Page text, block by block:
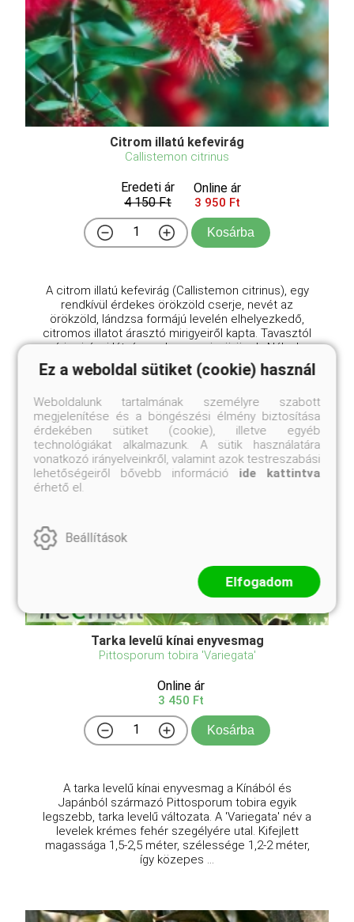
Citrom illatú kefevirág
Callistemon citrinus
Eredeti ár
4 150 Ft
Online ár
3 950 Ft
Kosárba
A citrom illatú kefevirág (Callistemon citrinus), egy
rendkívül érdekes örökzöld cserje, nevét az
örökzöld, lándzsa formájú levelén elhelyezkedő,
citromos illatot árasztó mirigyeiről kapta. Tavasztól
nyárig virágai látványos karmazsinvörösek. Nálunk ...
Tarka levelű kínai enyvesmag
Pittosporum tobira 'Variegata'
Online ár
3 450 Ft
Kosárba
A tarka levelű kínai enyvesmag a Kínából és
Japánból származó Pittosporum tobira egyik
legszebb, tarka levelű változata. A 'Variegata' név a
levelek krémes fehér szegélyére utal. Kifejlett
magassága 1,5-2,5 méter, szélessége 1,2-2 méter,
így közepes ...
Ez a weboldal sütiket (cookie) használ
Weboldalunk tartalmának személyre szabott
megjelenítése és a böngészési élmény biztosítása
érdekében sütiket (cookie), illetve egyéb
technológiákat alkalmazunk. A sütik használatára
vonatkozó irányelveinkről, valamint azok testreszabási
lehetőségeiről bővebb információ ide kattintva
érhető el.
Beállítások
Elfogadom